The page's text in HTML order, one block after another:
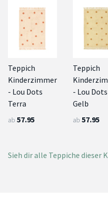
Teppich
Kinderzimmer
- Lou Dots
Terra
ab 57.95
Teppich
- Lou Dots
Gelb
ab 57.95
Sieh dir alle Teppiche dieser